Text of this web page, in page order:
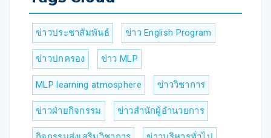
ข่าวประชาสัมพันธ์ ข่าว English Program
ข่าวปกครอง ข่าว MLP
MLP learning atmosphere ข่าววิชาการ
ข่าวฝ่ายกิจกรรม ข่าวสำนักผู้อำนวยการ